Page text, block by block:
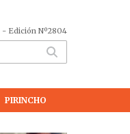
- Edición Nº2804
PIRINCHO